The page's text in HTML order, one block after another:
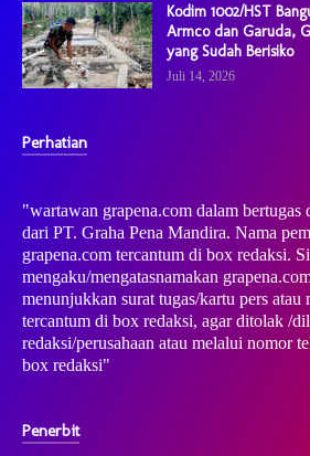
Kodim 1002/HST
Armco dan Garuda,
yang Sudah Berisiko
Juli 14, 2026
Perhatian
"wartawan grapena.com dalam bertugas
dari PT. Graha Pena Mandira. Nama
grapena.com tercantum di box redaksi.
mengaku/mengatasnamakan
menunjukkan surat tugas/kartu pers atau
tercantum di box redaksi, agar ditolak /
redaksi/perusahaan atau melalui nomor
box redaksi"
Penerbit